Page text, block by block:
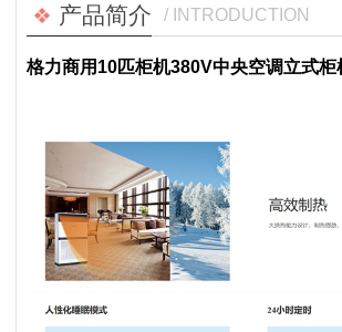
产品简介 / INTRODUCTION
格力商用10匹柜机380V中央空调立式